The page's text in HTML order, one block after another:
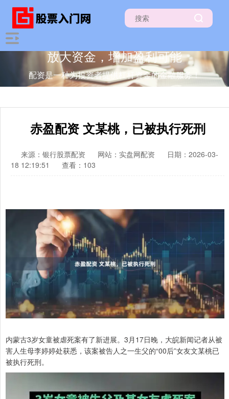
放大资金，增加盈利可能
配资是一种为投资者提供杠杆资金的金融服务！
赤盈配资 文某桃，已被执行死刑
来源：银行股票配资 网站：实盘网配资
日期：2026-03-
18 12:19:51
查看：103
内蒙古3岁女童被虐死案有了新进展。3月17日晚，大皖新闻记者从被
害人生母李婷婷处获悉，该案被告人之一生父的“00后”女友文某桃已
被执行死刑。